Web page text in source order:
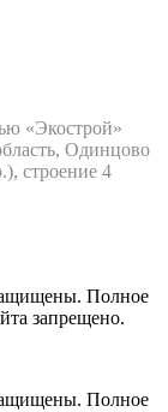
«Экострой»
Одинцово
строение 4
Полное
запрещено.
Полное